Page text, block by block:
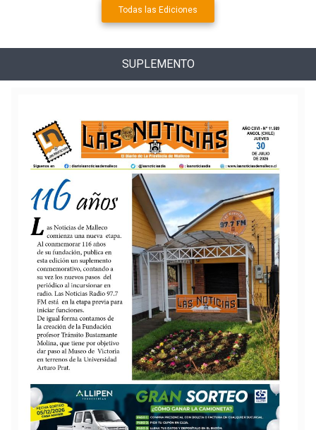
Todas las Ediciones
SUPLEMENTO